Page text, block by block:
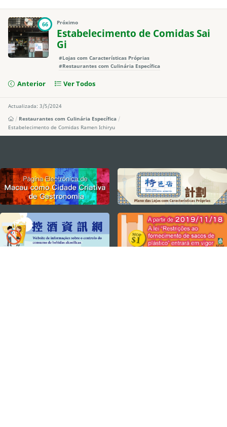
66 Próximo
Estabelecimento de Comidas Sai
Gi
#Lojas com Características Próprias
#Restaurantes com Culinária Específica
Anterior Ver Todos
Actualizada: 3/5/2024
Restaurantes com Culinária Específica
Estabelecimento de Comidas Ramen Ichiryu
external links